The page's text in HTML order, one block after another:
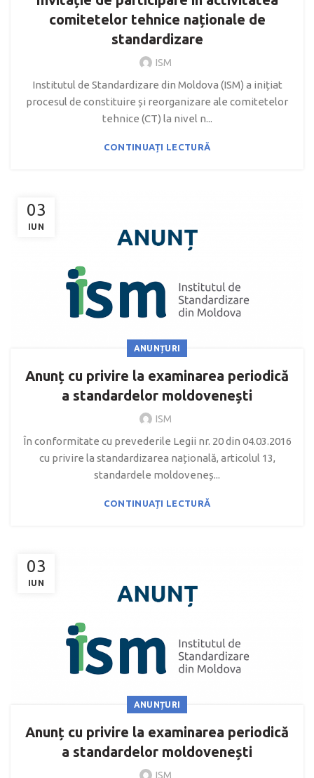
comitetelor tehnice naționale de
standardizare
ISM
Institutul de Standardizare din Moldova (ISM) a inițiat
procesul de constituire și reorganizare ale comitetelor
tehnice (CT) la nivel n...
CONTINUAȚI LECTURĂ
03
IUN
ANUNȚURI
Anunț cu privire la examinarea periodică
a standardelor moldovenești
ISM
În conformitate cu prevederile Legii nr. 20 din 04.03.2016
cu privire la standardizarea națională, articolul 13,
standardele moldoveneș...
CONTINUAȚI LECTURĂ
03
IUN
ANUNȚURI
Anunț cu privire la examinarea periodică
a standardelor moldovenești
ISM